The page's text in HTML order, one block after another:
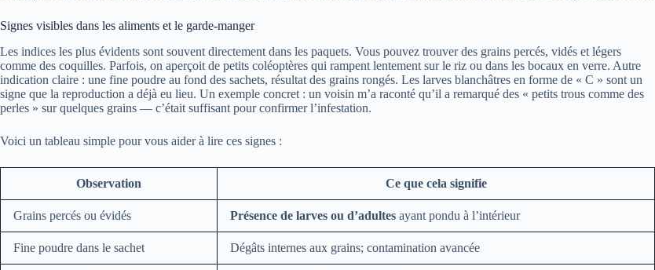
Signes visibles dans les aliments et le garde-manger
Les indices les plus évidents sont souvent directement dans les paquets. Vous pouvez trouver des grains percés, vidés et légers
comme des coquilles. Parfois, on aperçoit de petits coléoptères qui rampent lentement sur le riz ou dans les bocaux en verre. Autre
indication claire : une fine poudre au fond des sachets, résultat des grains rongés. Les larves blanchâtres en forme de « C » sont un
signe que la reproduction a déjà eu lieu. Un exemple concret : un voisin m’a raconté qu’il a remarqué des « petits trous comme des
perles » sur quelques grains — c’était suffisant pour confirmer l’infestation.
Voici un tableau simple pour vous aider à lire ces signes :
Observation Ce que cela signifie
Grains percés ou évidés Présence de larves ou d’adultes ayant pondu à l’intérieur
Fine poudre dans le sachet Dégâts internes aux grains; contamination avancée